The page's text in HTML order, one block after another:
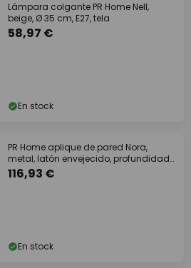
Lámpara colgante PR Home Nell,
beige, Ø 35 cm, E27, tela
58,97 €
En stock
PR Home aplique de pared Nora,
metal, latón envejecido, profundidad
38 cm
116,93 €
En stock